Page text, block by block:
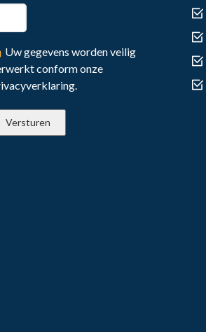
Uw gegevens worden veilig
conform onze